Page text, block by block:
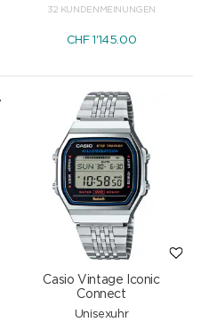
32 KUNDENMEINUNGEN
CHF 1'145.00
Casio Vintage Iconic
Connect
Unisexuhr